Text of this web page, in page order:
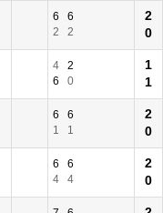
6
6
2
2
2
0
4
2
6
0
1
1
6
6
1
1
2
0
6
6
4
4
2
0